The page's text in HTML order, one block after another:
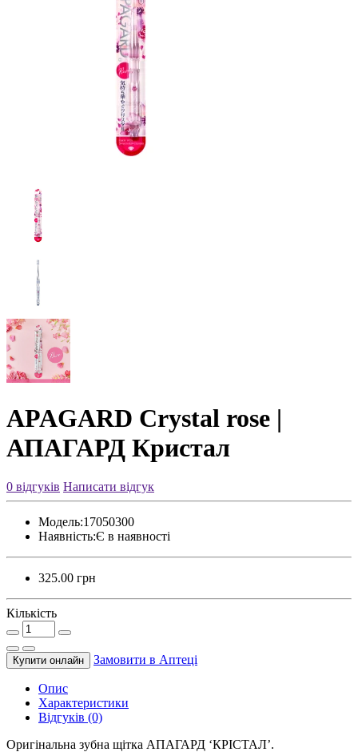
APAGARD Crystal rose |
АПАГАРД Кристал
0 відгуків Написати відгук
Модель:17050300
Наявність:Є в наявності
325.00 грн
Кількість
Купити онлайн Замовити в Аптецi
Опис
Характеристики
Відгуків (0)
Оригінальна зубна щітка АПАГАРД ‘КРІСТАЛ’.